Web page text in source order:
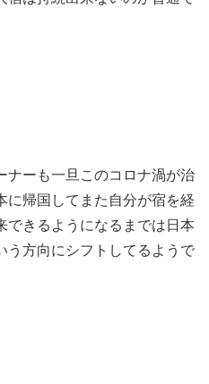
ナーも一旦このコロナ渦が治
に帰国してまた自分が宿を経
できるようになるまでは日本
う方向にシフトしてるようで